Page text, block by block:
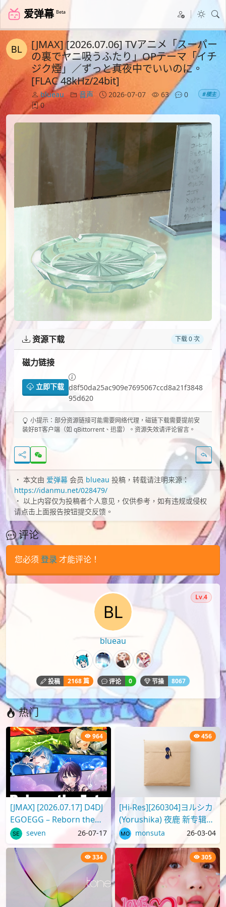
爱弹幕 Beta
[JMAX] [2026.07.06] TVアニメ「スーパー
の裏でヤニ吸うふたり」OPテーマ「イチ
ジク煙」／ずっと真夜中でいいのに。
[FLAC 48kHz/24bit]
blueau 音声 2026-07-07 63
0
0
#楼主
资源下载 下载 0 次
磁力链接
立即下载 d8f50da25ac909e7695067ccd8a21f3848
95d620
小提示：部分资源链接可能需要网络代理，磁链下载需要提前安
装好BT客户端（如 qBittorrent、迅雷）。资源失效请评论留言。
本文由 爱弹幕 会员 blueau 投稿，转载请注明来源：
https://idanmu.net/028479/
以上内容仅为投稿者个人意见，仅供参考，如有违规或侵权
请点击上面报告按钮提交反馈。
评论
您必须 登录 才能评论！
blueau
Lv.4
投稿 2168 篇 评论 0 节操 8067
热门
964
[JMAX] [2026.07.17] D4DJ
EGOEGG – Reborn the
Fate [FLAC]
seven 26-07-17
456
[Hi-Res][260304]ヨルシカ
(Yorushika) 夜鹿 新专辑
Digital Album「二人称」
[96kHz/24bit][FLAC]
monsuta 26-03-04
334 305